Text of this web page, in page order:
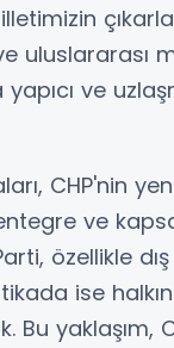
uluslararası
ve
CHP'nin
ve
özellikle
ise
Bu yaklaşım,